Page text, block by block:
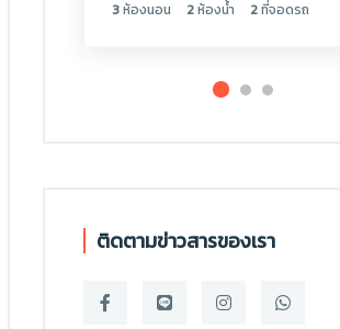
3ห้องนอน 2ห้องน้ำ 2ที่จอดรถ
ติดตามข่าวสารของเรา